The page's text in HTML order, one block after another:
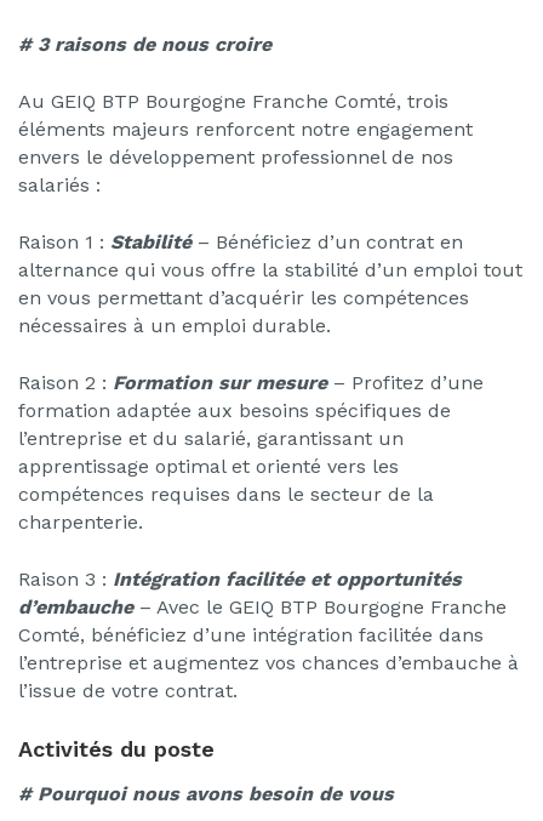
# 3 raisons de nous croire
Au GEIQ BTP Bourgogne Franche Comté, trois
éléments majeurs renforcent notre engagement
envers le développement professionnel de nos
salariés :
Raison 1 : Stabilité – Bénéficiez d’un contrat en
alternance qui vous offre la stabilité d’un emploi tout
en vous permettant d’acquérir les compétences
nécessaires à un emploi durable.
Raison 2 : Formation sur mesure– Profitez d’une
formation adaptée aux besoins spécifiques de
l’entreprise et du salarié, garantissant un
apprentissage optimal et orienté vers les
compétences requises dans le secteur de la
charpenterie.
Raison 3 : Intégration facilitée et opportunités
d’embauche– Avec le GEIQ BTP Bourgogne Franche
Comté, bénéficiez d’une intégration facilitée dans
l’entreprise et augmentez vos chances d’embauche à
l’issue de votre contrat.
Activités du poste
# Pourquoi nous avons besoin de vous